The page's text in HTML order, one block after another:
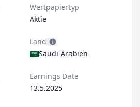
Wertpapiertyp
Aktie
Land
Saudi-Arabien
Earnings Date
13.5.2025